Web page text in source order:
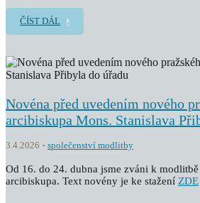
ČÍST DÁL
Novéna před uvedením nového
arcibiskupa Mons. Stanislava
3.4.2026 společenství modlitby
Od 16. do 24. dubna jsme zváni k
arcibiskupa. Text novény je ke stažení ZDE